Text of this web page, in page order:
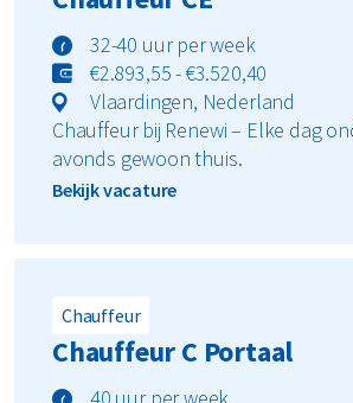
32-40 uur per week
€2.893,55 - €3.520,40
Vlaardingen, Nederland
Chauffeur bij Renewi – Elke dag
avonds gewoon thuis.
Bekijk vacature
Chauffeur
Chauffeur C Portaal